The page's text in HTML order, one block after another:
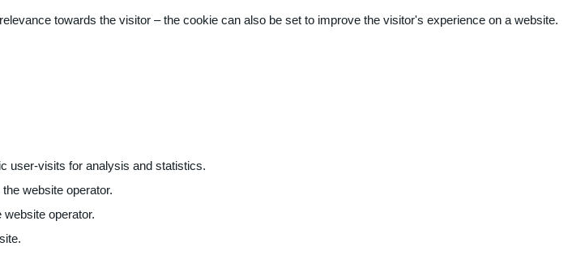
towards the visitor – the cookie can also be set to improve the visitor's experience on a website.
user-visits for analysis and statistics.
website operator.
operator.